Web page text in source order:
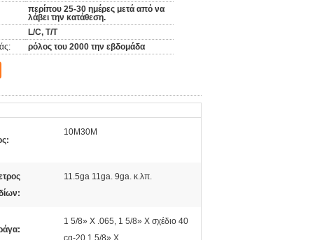
περίπου 25-30 ημέρες μετά από να
λάβει την κατάθεση.
L/C, T/T
ρόλος του 2000 την εβδομάδα
10M30M
11.5ga 11ga. 9ga. κ.λπ.
1 5/8» Χ .065, 1 5/8» Χ σχέδιο 40
cq-20,1 5/8» Χ